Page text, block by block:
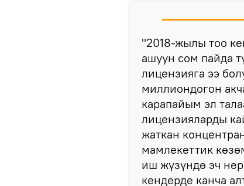
"2018-жылы тоо
ашуун сом пайда
лицензияга ээ
миллиондогон
карапайым эл
лицензияларды
жаткан
мамлекеттик
иш жүзүндө эч
кендерде канча